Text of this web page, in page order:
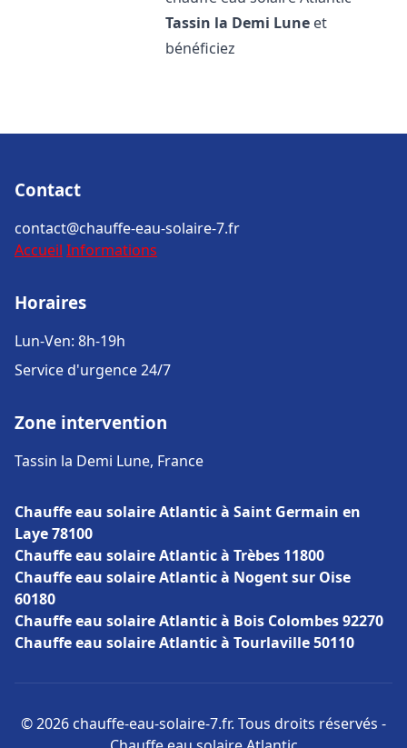
Tassin la Demi Lune et
bénéficiez
Contact
contact@chauffe-eau-solaire-7.fr
Accueil Informations
Horaires
Lun-Ven: 8h-19h
Service d'urgence 24/7
Zone intervention
Tassin la Demi Lune, France
Chauffe eau solaire Atlantic à Saint Germain en
Laye 78100
Chauffe eau solaire Atlantic à Trèbes 11800
Chauffe eau solaire Atlantic à Nogent sur Oise
60180
Chauffe eau solaire Atlantic à Bois Colombes 92270
Chauffe eau solaire Atlantic à Tourlaville 50110
© 2026 chauffe-eau-solaire-7.fr. Tous droits réservés -